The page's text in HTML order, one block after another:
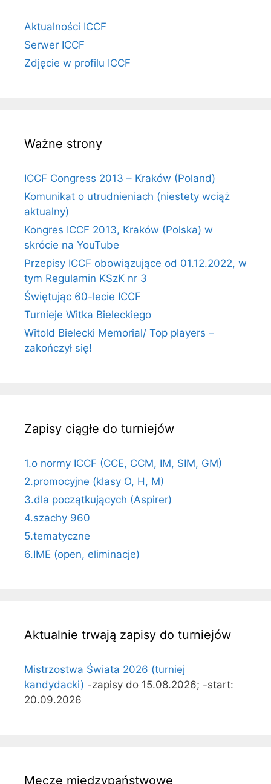
Aktualności ICCF
Serwer ICCF
Zdjęcie w profilu ICCF
Ważne strony
ICCF Congress 2013 – Kraków (Poland)
Komunikat o utrudnieniach (niestety wciąż
aktualny)
Kongres ICCF 2013, Kraków (Polska) w
skrócie na YouTube
Przepisy ICCF obowiązujące od 01.12.2022, w
tym Regulamin KSzK nr 3
Świętując 60-lecie ICCF
Turnieje Witka Bieleckiego
Witold Bielecki Memorial/ Top players –
zakończył się!
Zapisy ciągłe do turniejów
1.o normy ICCF (CCE, CCM, IM, SIM, GM)
2.promocyjne (klasy O, H, M)
3.dla początkujących (Aspirer)
4.szachy 960
5.tematyczne
6.IME (open, eliminacje)
Aktualnie trwają zapisy do turniejów
Mistrzostwa Świata 2026 (turniej
kandydacki) -zapisy do 15.08.2026; -start:
20.09.2026
Mecze międzypaństwowe